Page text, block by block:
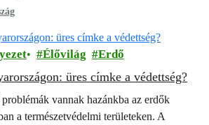
Élővilág Erdő
üres címke a védettség?
vannak hazánkba az erdők
a természetvédelmi területeken. A